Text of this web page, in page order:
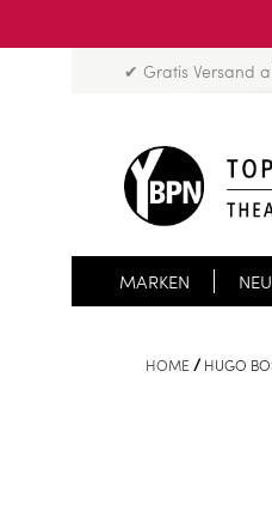
✔ Gratis Versand
MARKEN NEU
HOME HUGO